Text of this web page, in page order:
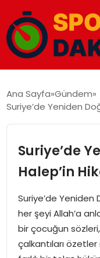
GÜNDEM
DÜNYA
EĞITIM
EKONOMI
MAGAZIN
Ana Sayfa Gündem
Suriye’de Yeniden
Suriye’de
Halep’in
Suriye’de Yeniden
her şeyi Allah’a
bir çocuğun sözleri,
çalkantıları